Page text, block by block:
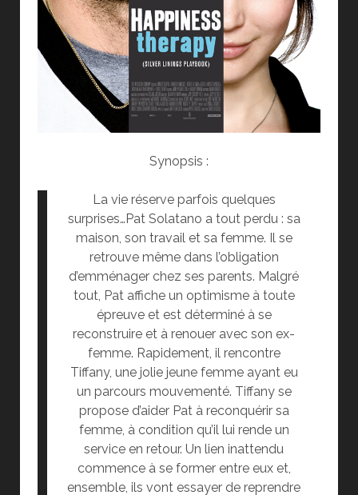
Synopsis :
La vie réserve parfois quelques
surprises…Pat Solatano a tout perdu : sa
maison, son travail et sa femme. Il se
retrouve même dans l’obligation
d’emménager chez ses parents. Malgré
tout, Pat affiche un optimisme à toute
épreuve et est déterminé à se
reconstruire et à renouer avec son ex-
femme. Rapidement, il rencontre
Tiffany, une jolie jeune femme ayant eu
un parcours mouvementé. Tiffany se
propose d’aider Pat à reconquérir sa
femme, à condition qu’il lui rende un
service en retour. Un lien inattendu
commence à se former entre eux et,
ensemble, ils vont essayer de reprendre